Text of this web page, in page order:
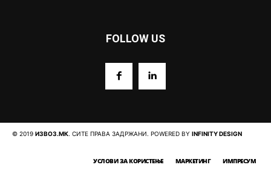
FOLLOW US
© 2019 ИЗВОЗ.МК. СИТЕ ПРАВА ЗАДРЖАНИ. POWERED BY INFINITY DESIGN
УСЛОВИ ЗА КОРИСТЕЊЕ МАРКЕТИНГ ИМПРЕСУМ